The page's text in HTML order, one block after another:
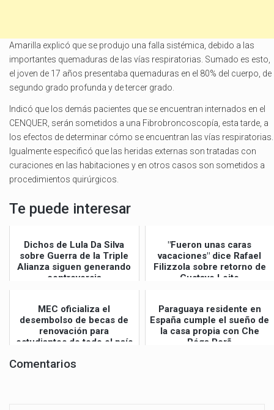
Amarilla explicó que se produjo una falla sistémica, debido a las
importantes quemaduras de las vías respiratorias. Sumado es esto,
el joven de 17 años presentaba quemaduras en el 80% del cuerpo, de
segundo grado profunda y de tercer grado.
Indicó que los demás pacientes que se encuentran internados en el
CENQUER, serán sometidos a una Fibrobroncoscopía, esta tarde, a
los efectos de determinar cómo se encuentran las vías respiratorias.
Igualmente especificó que las heridas externas son tratadas con
curaciones en las habitaciones y en otros casos son sometidos a
procedimientos quirúrgicos.
Te puede interesar
Dichos de Lula Da Silva
sobre Guerra de la Triple
Alianza siguen generando
controversia
"Fueron unas caras
vacaciones" dice Rafael
Filizzola sobre retorno de
Gustavo Leite
MEC oficializa el
desembolso de becas de
renovación para
estudiantes de todo el país
Paraguaya residente en
España cumple el sueño de
la casa propia con Che
Róga Porã
Comentarios